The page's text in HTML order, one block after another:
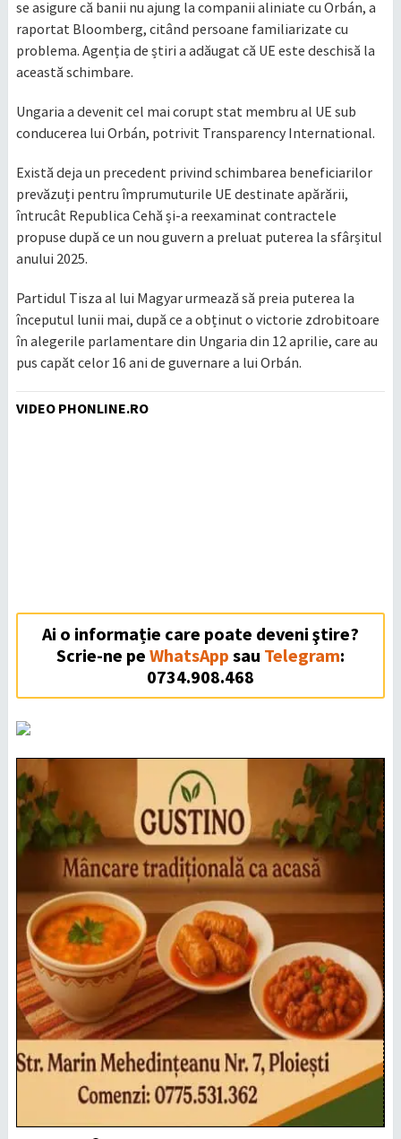
se asigure că banii nu ajung la companii aliniate cu Orbán, a
raportat Bloomberg, citând persoane familiarizate cu
problema. Agenția de știri a adăugat că UE este deschisă la
această schimbare.
Ungaria a devenit cel mai corupt stat membru al UE sub
conducerea lui Orbán, potrivit Transparency International.
Există deja un precedent privind schimbarea beneficiarilor
prevăzuți pentru împrumuturile UE destinate apărării,
întrucât Republica Cehă și-a reexaminat contractele
propuse după ce un nou guvern a preluat puterea la sfârșitul
anului 2025.
Partidul Tisza al lui Magyar urmează să preia puterea la
începutul lunii mai, după ce a obținut o victorie zdrobitoare
în alegerile parlamentare din Ungaria din 12 aprilie, care au
pus capăt celor 16 ani de guvernare a lui Orbán.
VIDEO PHONLINE.RO
Ai o informație care poate deveni ştire?
Scrie-ne pe WhatsApp sau Telegram:
0734.908.468